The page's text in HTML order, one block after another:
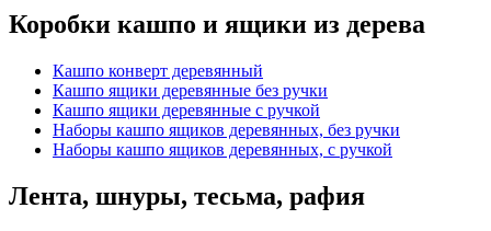
Коробки кашпо и ящики из дерева
Кашпо конверт деревянный
Кашпо ящики деревянные без ручки
Кашпо ящики деревянные с ручкой
Наборы кашпо ящиков деревянных, без ручки
Наборы кашпо ящиков деревянных, с ручкой
Лента, шнуры, тесьма, рафия